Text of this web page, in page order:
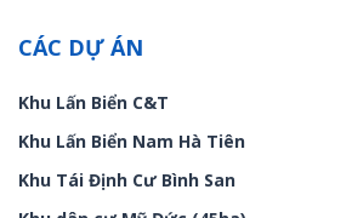
CÁC DỰ ÁN
Khu Lấn Biển C&T
Khu Lấn Biển Nam Hà Tiên
Khu Tái Định Cư Bình San